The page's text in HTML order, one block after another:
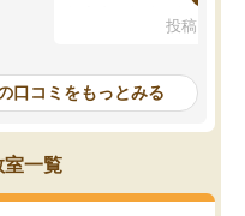
ト
た
か
受
か
整頓されていたことが
は、小学生に理解できる
時事的な例えを交えて説
ものだったから、受講後
ことで、今はやめてしま
投稿日：
口コミをもっとみる
室一覧